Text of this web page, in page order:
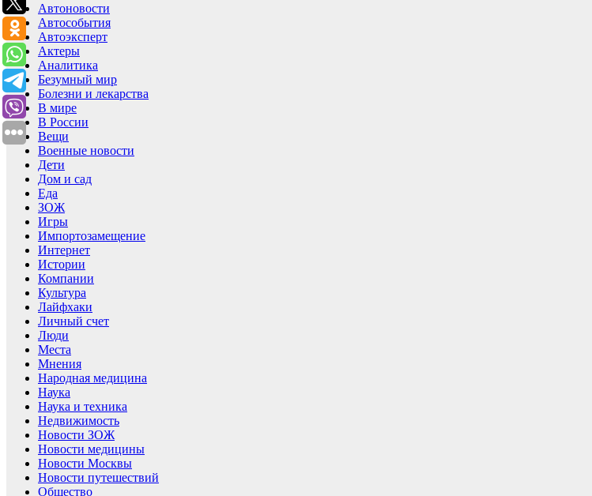
Автоновости
Автособытия
Автоэксперт
Актеры
Аналитика
Безумный мир
Болезни и лекарства
В мире
В России
Вещи
Военные новости
Дети
Дом и сад
Еда
ЗОЖ
Игры
Импортозамещение
Интернет
Истории
Компании
Культура
Лайфхаки
Личный счет
Люди
Места
Мнения
Народная медицина
Наука
Наука и техника
Недвижимость
Новости ЗОЖ
Новости медицины
Новости Москвы
Новости путешествий
Общество